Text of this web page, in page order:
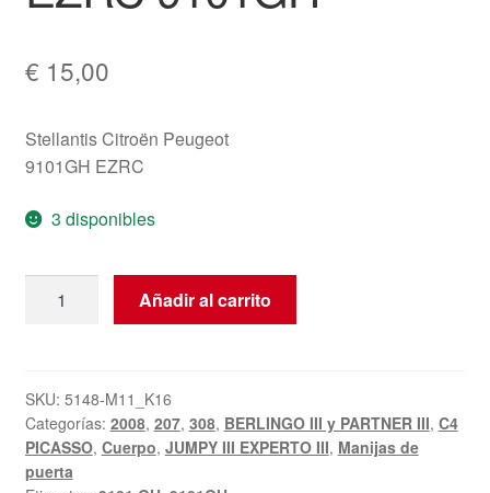
€ 15,00
Stellantis Citroën Peugeot
9101GH EZRC
3 disponibles
Peugeot
EZRC
9101GH
cantidad
Añadir al carrito
SKU: 5148-M11_K16
Categorías: 2008, 207, 308, BERLINGO III y PARTNER III, C4
PICASSO, Cuerpo, JUMPY III EXPERTO III, Manijas de
puerta